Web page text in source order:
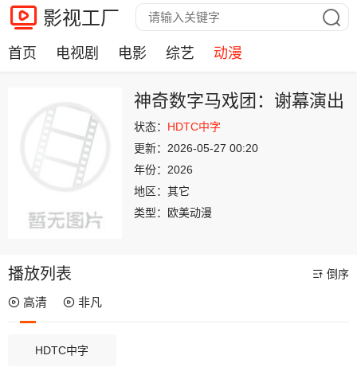
影视工厂
首页 电视剧 电影 综艺 动漫
神奇数字马戏团：谢幕演出
状态： HDTC中字
更新： 2026-05-27 00:20
年份： 2026
地区： 其它
类型：
欧美动漫
播放列表 倒序
高清 非凡
HDTC中字